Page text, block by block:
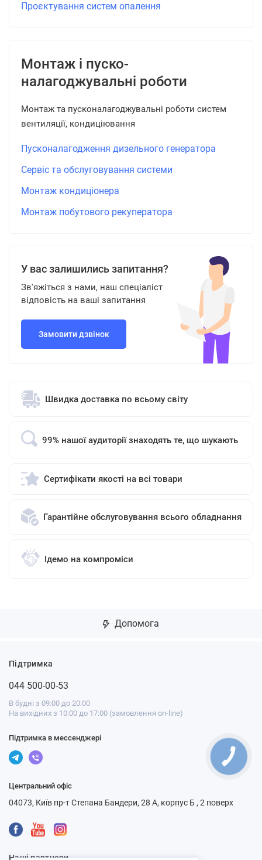
Проєктування систем опалення
Монтаж і пуско-
налагоджувальні роботи
Монтаж та пусконалагоджувальні роботи систем
вентиляції, кондиціювання
Пусконалагодження дизельного генератора
Сервіс та обслуговування системи
Монтаж кондиціонера
Монтаж побутового рекуператора
У вас залишились запитання?
Зв'яжіться з нами, наш спеціаліст
відповість на ваші запитання
Замовити дзвінок
Швидка доставка по всьому світу
99% нашої аудиторії знаходять те, що шукають
Сертифікати якості на всі товари
Гарантійне обслуговування всього обладнання
Ідемо на компроміси
Допомога
Підтримка
044 500-00-53
В будні з 09:00 до 20:00
На вихідних з 10:00 до 17:00 (замовлення on-line)
Підтримка в мессенджері
Центральний офіс
04073, Київ пр-т Степана Бандери, 28 А, корпус Б , 2 поверх
Наші партнери